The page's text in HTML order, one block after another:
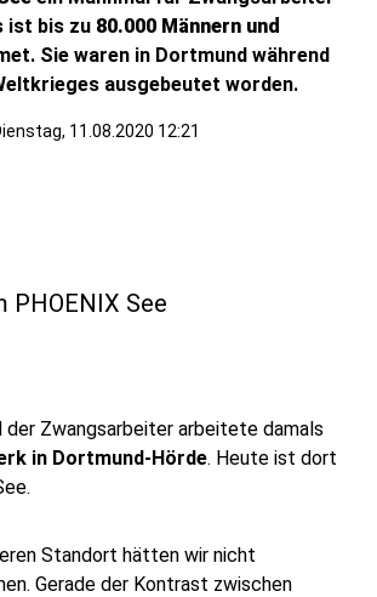
ist bis zu 80.000 Männern und
Sie waren in Dortmund während
ausgebeutet worden.
11.08.2020 12:21
PHOENIX See
der Zwangsarbeiter arbeitete damals
in Dortmund-Hörde. Heute ist dort
Standort hätten wir nicht
Gerade der Kontrast zwischen